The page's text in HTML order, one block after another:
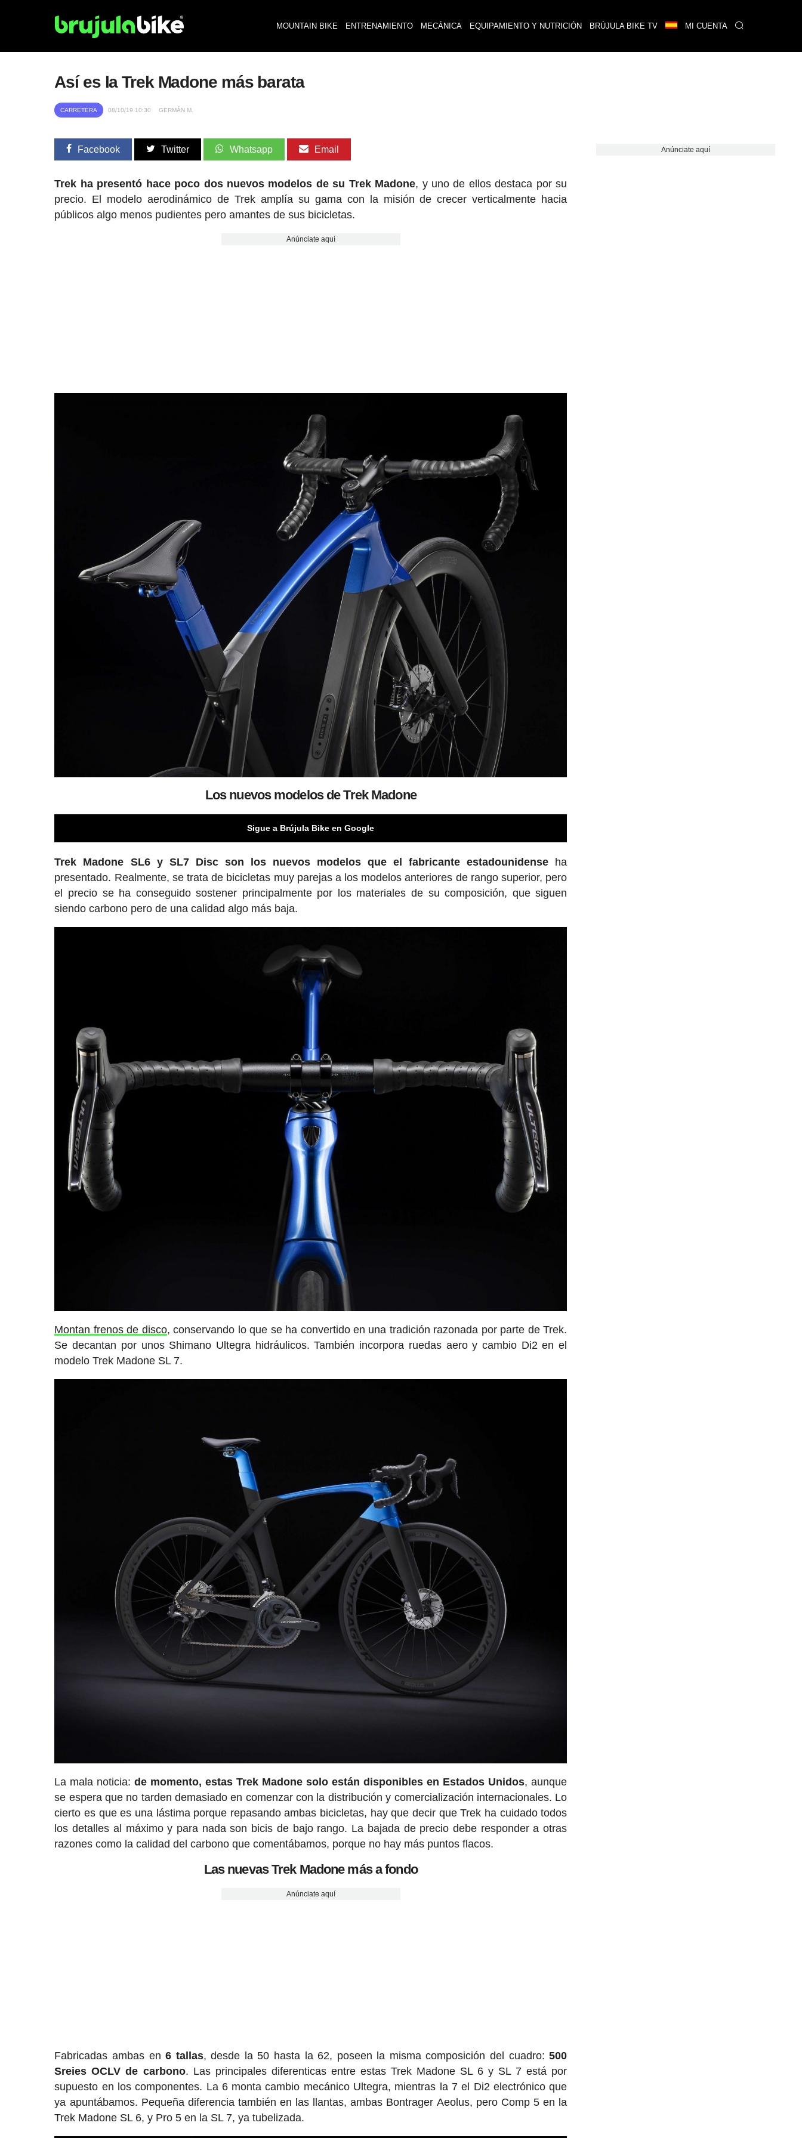
MOUNTAIN BIKE ENTRENAMIENTO MECÁNICA EQUIPAMIENTO Y NUTRICIÓN BRÚJULA BIKE TV MI CUENTA
Así es la Trek Madone más barata
CARRETERA 08/10/19 10:30 GERMÁN M.
Facebook Twitter Whatsapp Email
Trek ha presentó hace poco dos nuevos modelos de su Trek Madone, y uno de ellos destaca por su
precio. El modelo aerodinámico de Trek amplía su gama con la misión de crecer verticalmente hacia
públicos algo menos pudientes pero amantes de sus bicicletas.
Anúnciate aquí
Los nuevos modelos de Trek Madone
Sigue a Brújula Bike en Google
Trek Madone SL6 y SL7 Disc son los nuevos modelos que el fabricante estadounidense ha
presentado. Realmente, se trata de bicicletas muy parejas a los modelos anteriores de rango superior, pero
el precio se ha conseguido sostener principalmente por los materiales de su composición, que siguen
siendo carbono pero de una calidad algo más baja.
Montan frenos de disco, conservando lo que se ha convertido en una tradición razonada por parte de Trek.
Se decantan por unos Shimano Ultegra hidráulicos. También incorpora ruedas aero y cambio Di2 en el
modelo Trek Madone SL 7.
La mala noticia:de momento, estas Trek Madone solo están disponibles en Estados Unidos, aunque
se espera que no tarden demasiado en comenzar con la distribución y comercialización internacionales. Lo
cierto es que es una lástima porque repasando ambas bicicletas, hay que decir que Trek ha cuidado todos
los detalles al máximo y para nada son bicis de bajo rango. La bajada de precio debe responder a otras
razones como la calidad del carbono que comentábamos, porque no hay más puntos flacos.
Las nuevas Trek Madone más a fondo
Anúnciate aquí
Fabricadas ambas en6 tallas, desde la 50 hasta la 62, poseen la misma composición del cuadro:500
Sreies OCLV de carbono. Las principales diferenticas entre estas Trek Madone SL 6 y SL 7 está por
supuesto en los componentes. La 6 monta cambio mecánico Ultegra, mientras la 7 el Di2 electrónico que
ya apuntábamos. Pequeña diferencia también en las llantas, ambas Bontrager Aeolus, pero Comp 5 en la
Trek Madone SL 6, y Pro 5 en la SL 7, ya tubelizada.
Anúnciate aquí